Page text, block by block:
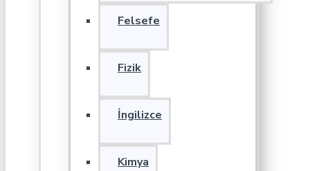
Felsefe
Fizik
İngilizce
Kimya